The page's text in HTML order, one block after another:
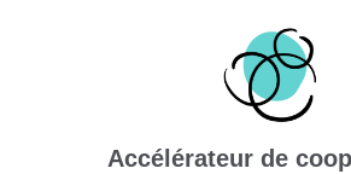
Accélérateur de